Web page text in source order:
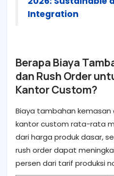
Integration
Berapa Biaya
dan Rush Order
Kantor Custom?
Biaya tambahan kemasan
kantor custom rata-rata
dari harga produk dasar,
rush order dapat
persen dari tarif produksi